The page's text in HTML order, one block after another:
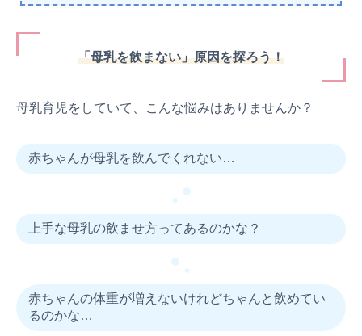
「母乳を飲まない」原因を探ろう！
母乳育児をしていて、こんな悩みはありませんか？
赤ちゃんが母乳を飲んでくれない…
上手な母乳の飲ませ方ってあるのかな？
赤ちゃんの体重が増えないけれどちゃんと飲めてい
るのかな…